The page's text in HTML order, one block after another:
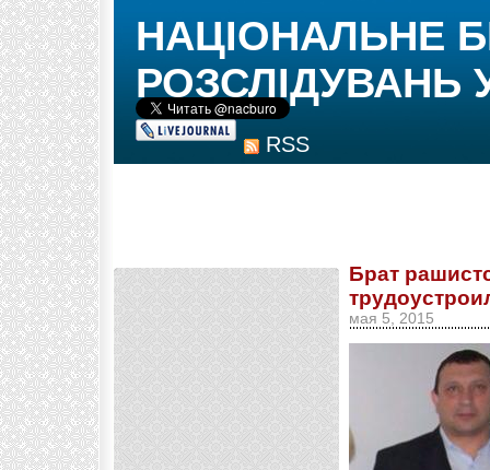
RSS
НАЦІОНАЛЬНЕ
РОЗСЛІДУВАНЬ
Брат
мая 5, 2015